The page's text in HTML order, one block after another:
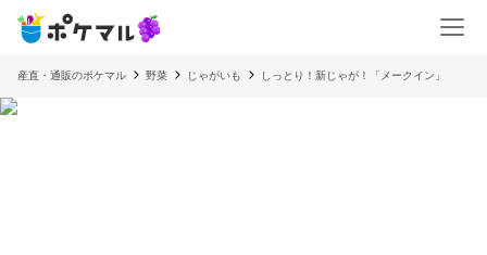
産直・通販のポケマル 野菜 じゃがいも しっとり！新じゃが！「メークイン」